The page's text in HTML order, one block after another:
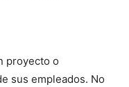
proyecto o
sus empleados. No